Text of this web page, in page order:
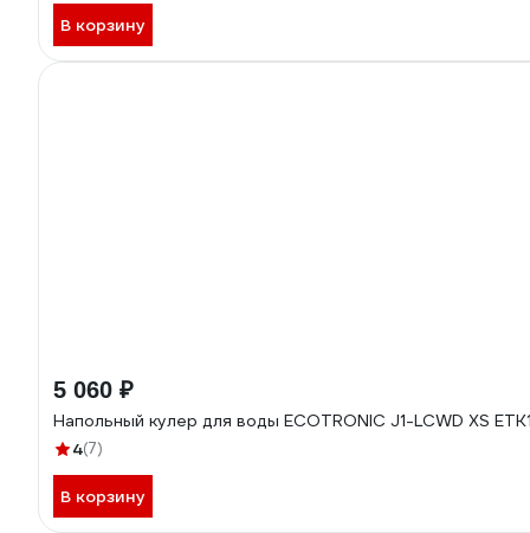
В корзину
5 060 ₽
Напольный кулер для воды ECOTRONIC J1-LCWD XS
4(7)
В корзину